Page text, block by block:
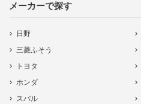
メーカーで探す
日野
三菱ふそう
トヨタ
ホンダ
スバル